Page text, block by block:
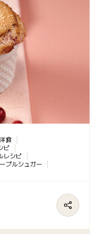
食
ピ
レシピ
プルシュガー